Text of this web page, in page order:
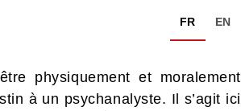
FR EN
physiquement et moralement
à un psychanalyste. Il s’agit ici